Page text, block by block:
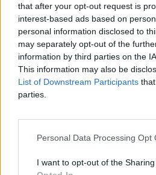
that after your opt-out request is
interest-based ads based on
personal information disclosed to
may separately opt-out of the
information by third parties on the
This information may also be
List of Downstream Participants
parties.
Personal Data Processing Opt
I want to opt-out of the
Zakupy online stały się
którzy znają zasady
Zakupy w internecie miały być proste:
przypominają system małych